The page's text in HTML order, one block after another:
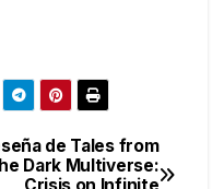
de Tales from
Dark Multiverse: